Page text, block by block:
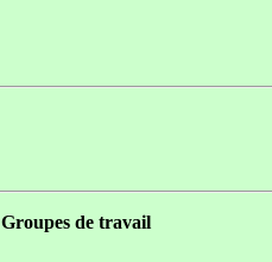
Groupes de travail